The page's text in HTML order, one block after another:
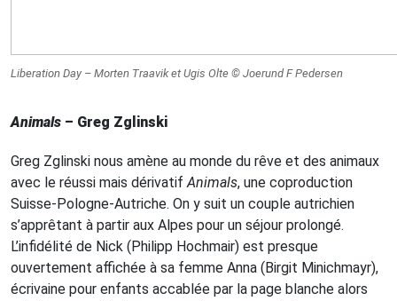
Liberation Day – Morten Traavik et Ugis Olte © Joerund F Pedersen
Animals – Greg Zglinski
Greg Zglinski nous amène au monde du rêve et des animaux
avec le réussi mais dérivatifAnimals, une coproduction
Suisse-Pologne-Autriche. On y suit un couple autrichien
s’apprêtant à partir aux Alpes pour un séjour prolongé.
L’infidélité de Nick (Philipp Hochmair) est presque
ouvertement affichée à sa femme Anna (Birgit Minichmayr),
écrivaine pour enfants accablée par la page blanche alors